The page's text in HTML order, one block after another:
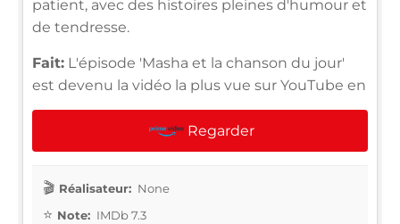
patient, avec des histoires pleines d'humour et
de tendresse.
Fait: L'épisode 'Masha et la chanson du jour'
est devenu la vidéo la plus vue sur YouTube en
Regarder
Réalisateur: None
Note: IMDb 7.3